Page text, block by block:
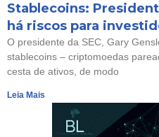
Stablecoins:
há riscos para
O presidente da SEC, Gary
stablecoins – criptomoedas
cesta de ativos, de modo
Leia Mais